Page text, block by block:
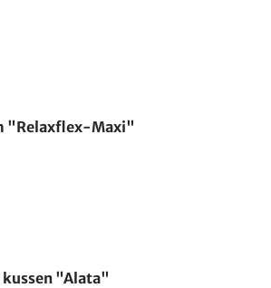
"Relaxflex-Maxi"
"Alata"